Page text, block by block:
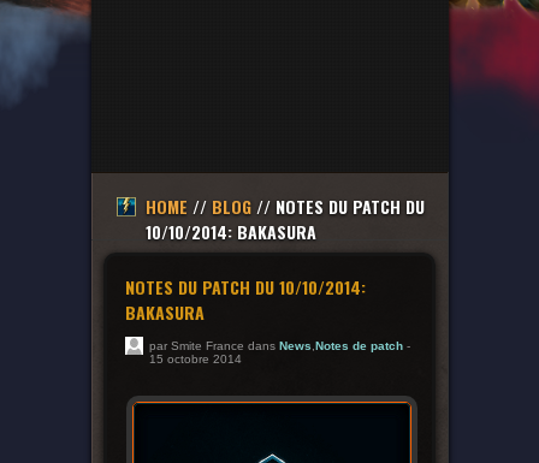
HOME // BLOG// NOTES DU PATCH DU
10/10/2014: BAKASURA
NOTES DU PATCH DU 10/10/2014:
BAKASURA
par Smite France dans News, Notes de patch-
15 octobre 2014